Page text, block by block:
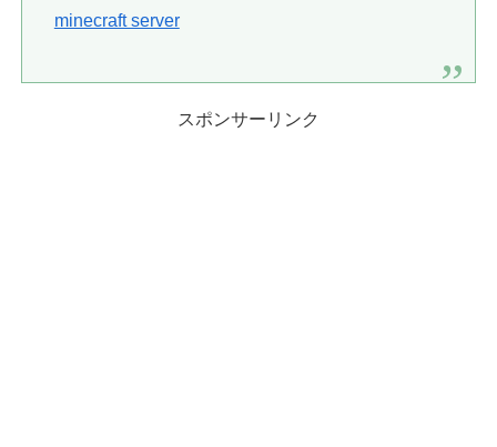
minecraft server
スポンサーリンク